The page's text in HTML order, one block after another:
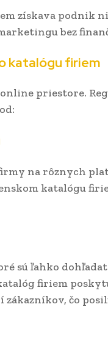
získava podnik
bez
katalógu firiem
priestore.
na rôznych
katalógu
sú ľahko
firiem
čo